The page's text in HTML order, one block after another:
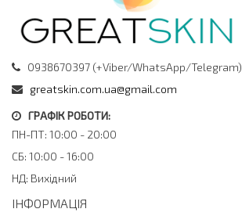
0938670397 (+Viber/WhatsApp/Telegram)
greatskin.com.ua@gmail.com
ГРАФІК РОБОТИ:
ПН-ПТ: 10:00 - 20:00
СБ: 10:00 - 16:00
НД: Вихідний
ІНФОРМАЦІЯ